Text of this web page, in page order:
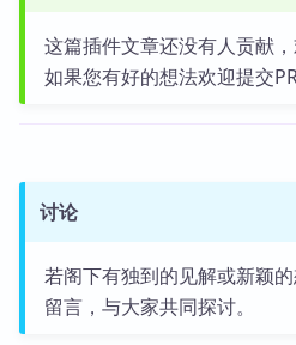
这篇插件文章还没有人贡献，
如果您有好的想法欢迎提交
讨论
若阁下有独到的见解或新颖
留言，与大家共同探讨。